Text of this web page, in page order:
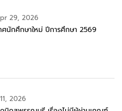
29, 2026
นักศึกษาใหม่ ปีการศึกษา 2569
2026